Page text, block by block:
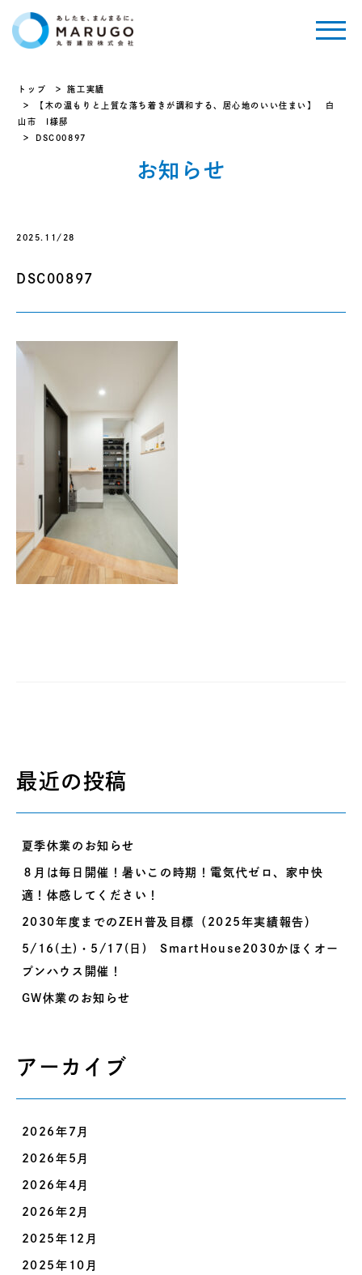
トップ
施工実績
【木の温もりと上質な落ち着きが調和する、居心地のいい住まい】 白
山市 I様邸
DSC00897
お知らせ
2025.11/28
DSC00897
最近の投稿
夏季休業のお知らせ
８月は毎日開催！暑いこの時期！電気代ゼロ、家中快
適！体感してください！
2030年度までのZEH普及目標（2025年実績報告）
5/16(土)・5/17(日) SmartHouse2030かほくオー
プンハウス開催！
GW休業のお知らせ
アーカイブ
2026年7月
2026年5月
2026年4月
2026年2月
2025年12月
2025年10月